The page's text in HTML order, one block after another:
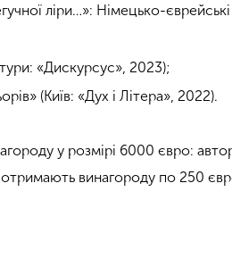
ліри…»: Німецько-
«Дискурсус», 2023);
(Київ: «Дух і Літера», 2022).
у розмірі 6000 євро:
винагороду по 250